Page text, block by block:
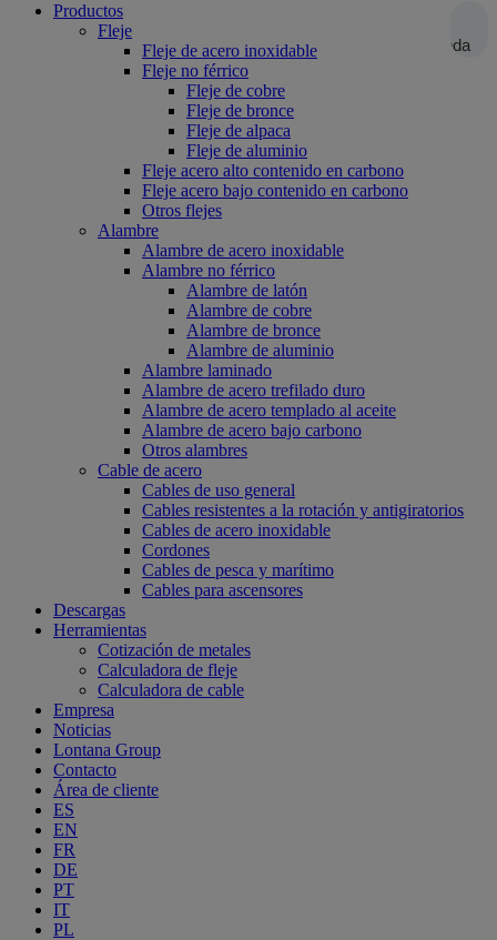
Búsqueda
Productos
Fleje
Fleje de acero inoxidable
Fleje no férrico
Fleje de cobre
Fleje de bronce
Fleje de alpaca
Fleje de aluminio
Fleje acero alto contenido en carbono
Fleje acero bajo contenido en carbono
Otros flejes
Alambre
Alambre de acero inoxidable
Alambre no férrico
Alambre de latón
Alambre de cobre
Alambre de bronce
Alambre de aluminio
Alambre laminado
Alambre de acero trefilado duro
Alambre de acero templado al aceite
Alambre de acero bajo carbono
Otros alambres
Cable de acero
Cables de uso general
Cables resistentes a la rotación y antigiratorios
Cables de acero inoxidable
Cordones
Cables de pesca y marítimo
Cables para ascensores
Descargas
Herramientas
Cotización de metales
Calculadora de fleje
Calculadora de cable
Empresa
Noticias
Lontana Group
Contacto
Área de cliente
ES
EN
FR
DE
PT
IT
PL